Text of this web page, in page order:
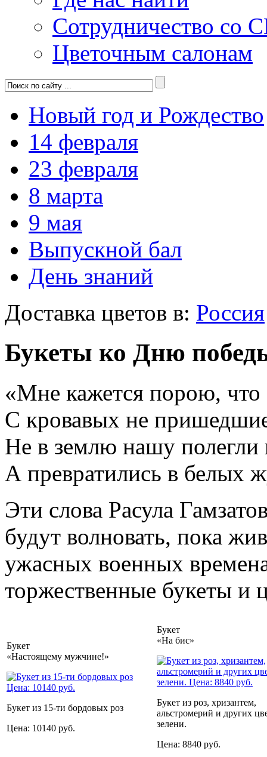
Сотрудничество со
Цветочным салонам
Новый год и Рождество
14 февраля
23 февраля
8 марта
9 мая
Выпускной бал
День знаний
Доставка цветов в: Россия
Букеты ко Дню
«Мне кажется порою, что
С кровавых не
Не в землю нашу полегли
А превратились в белых
Эти слова Расула
будут волновать, пока
ужасных военных
торжественные букеты и
Букет
«Настоящему мужчине!»
Букет из 15-ти бордовых роз
Цена: 10140 руб.
Букет
«На бис»
Букет из роз, хризантем,
альстромерий и других
зелени.
Цена: 8840 руб.